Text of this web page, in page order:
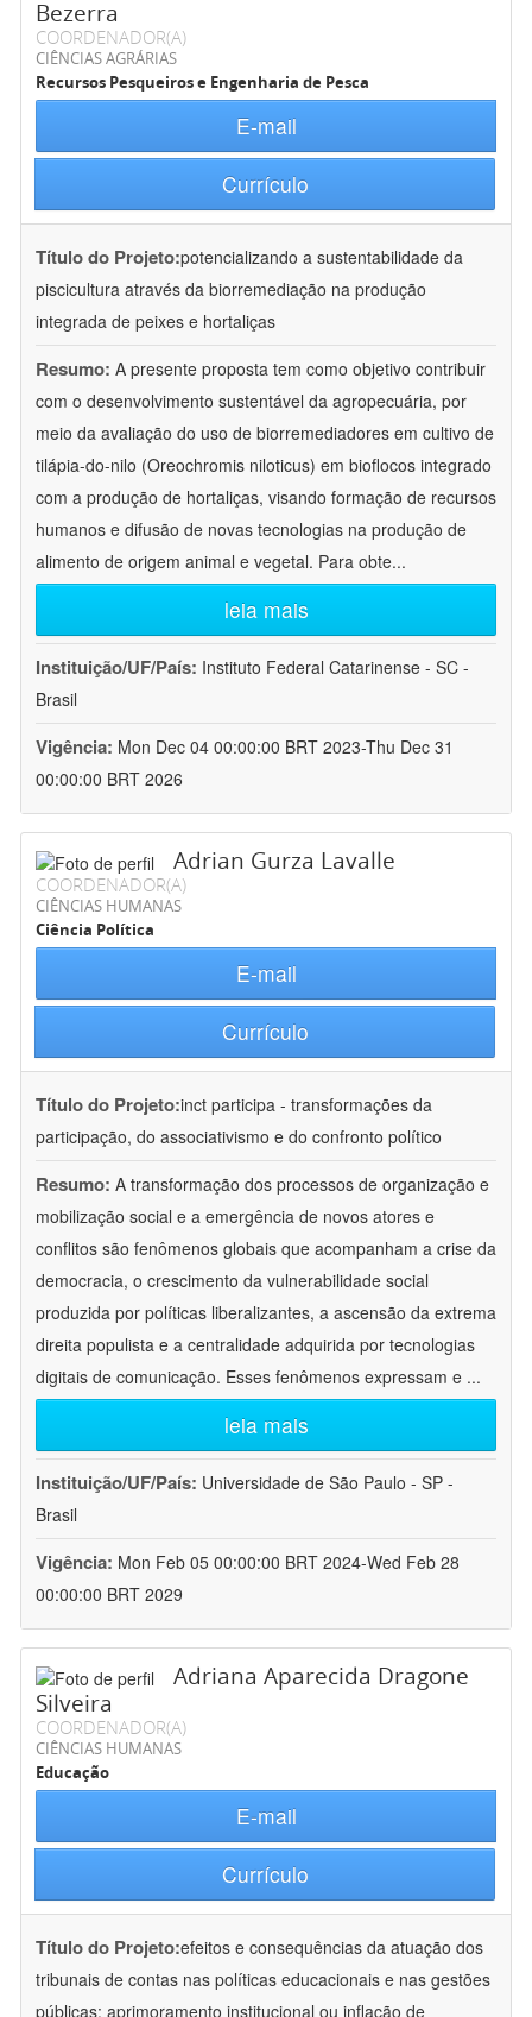
Bezerra
COORDENADOR(A)
CIÊNCIAS AGRÁRIAS
Recursos Pesqueiros e Engenharia de Pesca
E-mail
Currículo
Título do Projeto:potencializando a sustentabilidade da
piscicultura através da biorremediação na produção
integrada de peixes e hortaliças
Resumo: A presente proposta tem como objetivo contribuir
com o desenvolvimento sustentável da agropecuária, por
meio da avaliação do uso de biorremediadores em cultivo de
tilápia-do-nilo (Oreochromis niloticus) em bioflocos integrado
com a produção de hortaliças, visando formação de recursos
humanos e difusão de novas tecnologias na produção de
alimento de origem animal e vegetal. Para obte...
leia mais
Instituição/UF/País: Instituto Federal Catarinense - SC -
Brasil
Vigência: Mon Dec 04 00:00:00 BRT 2023-Thu Dec 31
00:00:00 BRT 2026
Adrian Gurza Lavalle
COORDENADOR(A)
CIÊNCIAS HUMANAS
Ciência Política
E-mail
Currículo
Título do Projeto:inct participa - transformações da
participação, do associativismo e do confronto político
Resumo: A transformação dos processos de organização e
mobilização social e a emergência de novos atores e
conflitos são fenômenos globais que acompanham a crise da
democracia, o crescimento da vulnerabilidade social
produzida por políticas liberalizantes, a ascensão da extrema
direita populista e a centralidade adquirida por tecnologias
digitais de comunicação. Esses fenômenos expressam e ...
leia mais
Instituição/UF/País: Universidade de São Paulo - SP -
Brasil
Vigência: Mon Feb 05 00:00:00 BRT 2024-Wed Feb 28
00:00:00 BRT 2029
Adriana Aparecida Dragone
Silveira
COORDENADOR(A)
CIÊNCIAS HUMANAS
Educação
E-mail
Currículo
Título do Projeto:efeitos e consequências da atuação dos
tribunais de contas nas políticas educacionais e nas gestões
públicas: aprimoramento institucional ou inflação de